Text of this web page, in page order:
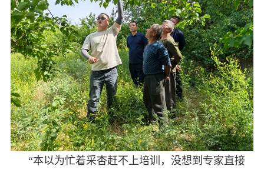
“本以为忙着采杏赶不上培训，没想到专家直接